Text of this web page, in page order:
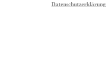
Datenschutzerklärung